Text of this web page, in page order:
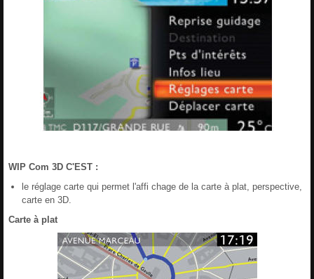
WIP Com 3D C'EST :
le réglage carte qui permet l'affi chage de la carte à plat, perspective,
carte en 3D.
Carte à plat